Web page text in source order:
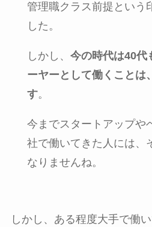
管理職クラス前提という
した。
しかし、 今の時代は40代
ーヤーとして働くことは
す。
今までスタートアップや
社で働いてきた人には、
なりませんね。
しかし、ある程度大手で働